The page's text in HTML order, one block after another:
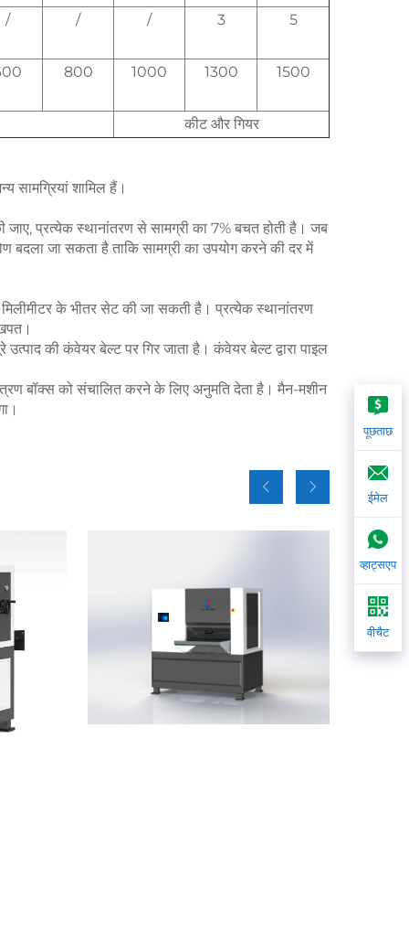
/ / / 3 5
800 1000 1300 1500
कीट और गियर
सामग्रियां शामिल हैं।
जाए, प्रत्येक स्थानांतरण से सामग्री का 7% बचत होती है। जब
बदला जा सकता है ताकि सामग्री का उपयोग करने की दर में
मिलीमीटर के भीतर सेट की जा सकती है। प्रत्येक स्थानांतरण
की कंवेयर बेल्ट पर गिर जाता है। कंवेयर बेल्ट द्वारा पाइल
बॉक्स को संचालित करने के लिए अनुमति देता है। मैन-मशीन
पूछताछ
ईमेल
व्हाट्सएप
वीचैट